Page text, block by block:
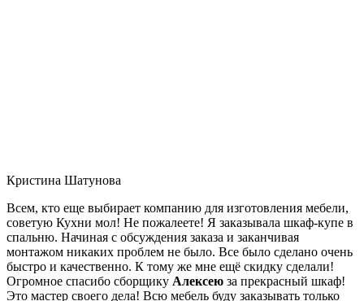
Кристина Шатунова
Всем, кто еще выбирает компанию для изготовления мебели,
советую Кухни мол! Не пожалеете! Я заказывала шкаф-купе в
спальню. Начиная с обсуждения заказа и заканчивая
монтажом никаких проблем не было. Все было сделано очень
быстро и качественно. К тому же мне ещё скидку сделали!
Огромное спасибо сборщику Алексею за прекрасный шкаф!
Это мастер своего дела! Всю мебель буду заказывать только